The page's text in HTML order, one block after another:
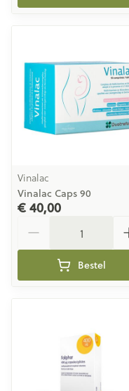
Vinalac
Vinalac Caps 90
€ 40,00
Bestel